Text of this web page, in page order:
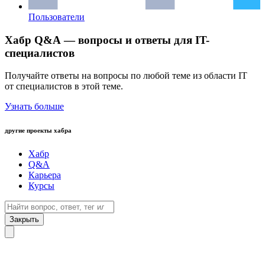
Пользователи
Хабр Q&A — вопросы и ответы для IT-
специалистов
Получайте ответы на вопросы по любой теме из области IT
от специалистов в этой теме.
Узнать больше
другие проекты хабра
Хабр
Q&A
Карьера
Курсы
Закрыть